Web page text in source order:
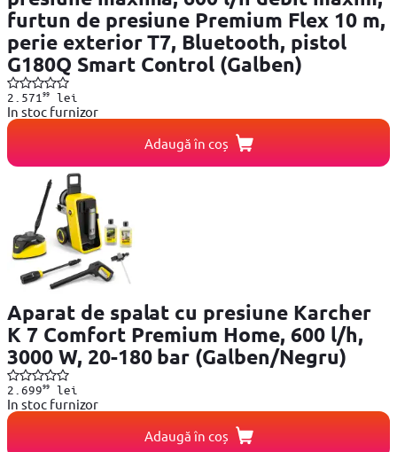
furtun de presiune Premium Flex 10 m,
perie exterior T7, Bluetooth, pistol
G180Q Smart Control (Galben)
2.571 99lei
In stoc furnizor
Adaugă în coș
Aparat de spalat cu presiune Karcher
K 7 Comfort Premium Home, 600 l/h,
3000 W, 20-180 bar (Galben/Negru)
2.69999lei
In stoc furnizor
Adaugă în coș